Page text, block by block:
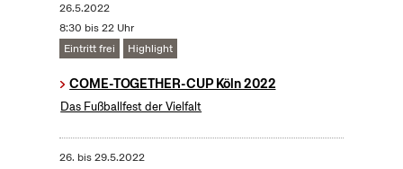
26.5.2022
8:30 bis 22 Uhr
Eintritt frei
Highlight
COME-TOGETHER-CUP Köln 2022
Das Fußballfest der Vielfalt
26. bis29.5.2022